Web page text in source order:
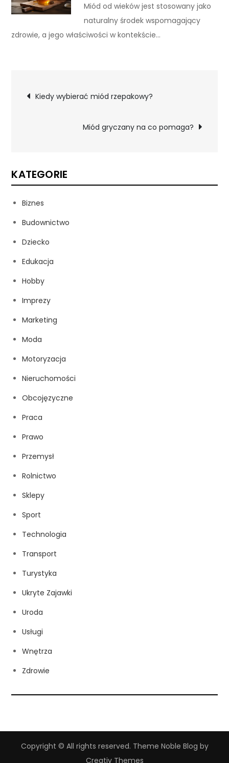
Miód od wieków jest stosowany jako
naturalny środek wspomagający
zdrowie, a jego właściwości w kontekście…
Nawigacja
wpisu
Kiedy wybierać miód rzepakowy?
Miód gryczany na co pomaga?
KATEGORIE
Biznes
Budownictwo
Dziecko
Edukacja
Hobby
Imprezy
Marketing
Moda
Motoryzacja
Nieruchomości
Obcojęzyczne
Praca
Prawo
Przemysł
Rolnictwo
Sklepy
Sport
Technologia
Transport
Turystyka
Ukryte Zajawki
Uroda
Usługi
Wnętrza
Zdrowie
Copyright © All rights reserved. Theme Noble Blog by
Creativ Themes